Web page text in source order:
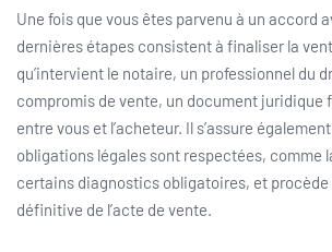
Une fois que vous êtes parvenu à un accord
dernières étapes consistent à finaliser la
qu’intervient le notaire, un professionnel du
compromis de vente, un document juridique
entre vous et l’acheteur. Il s’assure
obligations légales sont respectées, comme
certains diagnostics obligatoires, et procède
définitive de l’acte de vente.